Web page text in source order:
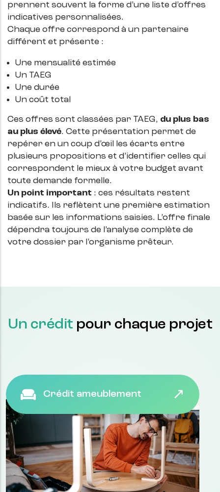
prennent souvent la forme d’une liste d’offres
indicatives personnalisées.
Chaque offre correspond à un partenaire
différent et présente :
Une mensualité estimée
Un TAEG
Une durée
Un coût total
Ces offres sont classées par TAEG, du plus bas
au plus élevé. Cette présentation permet de
repérer en un coup d’œil les écarts entre
plusieurs propositions et d’identifier celles qui
correspondent le mieux à votre budget avant
toute demande formelle.
Un point important : ces résultats restent
indicatifs. Ils reflètent une première estimation
basée sur les informations saisies. L’offre finale
dépendra toujours de l’analyse complète de
votre dossier par l’organisme prêteur.
Un crédit pour chaque projet
Crédit ameublement